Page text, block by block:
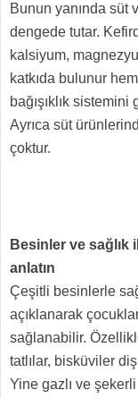
Bunun yanında süt
dengede tutar.
kalsiyum,
katkıda bulunur
bağışıklık
Ayrıca süt
çoktur.
Besinler ve
anlatın
Çeşitli besinlerle
açıklanarak
sağlanabilir.
tatlılar, bisküviler
Yine gazlı ve